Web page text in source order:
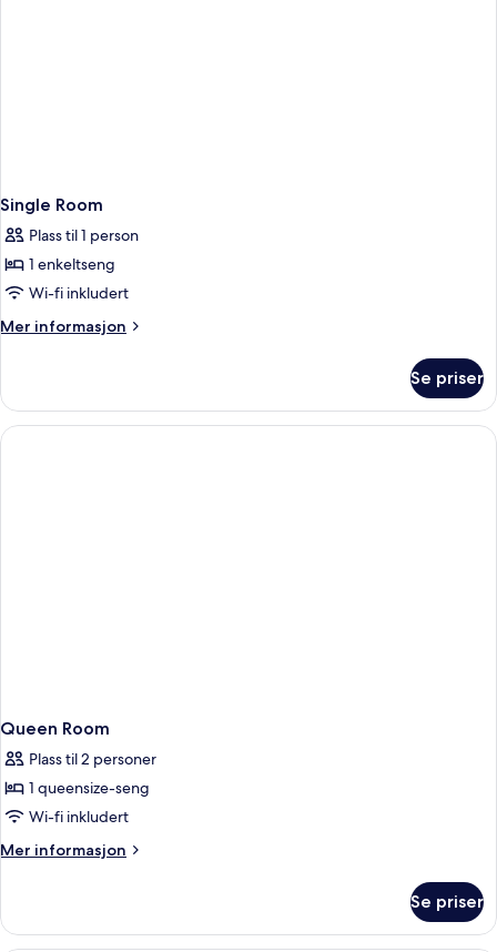
Single Room
Plass til 1 person
1 enkeltseng
Wi-fi inkludert
Mer informasjon
Mer
Room
Se priser
Queen Room
Plass til 2 personer
1 queensize-seng
Wi-fi inkludert
Mer informasjon
Mer
Room
Se priser